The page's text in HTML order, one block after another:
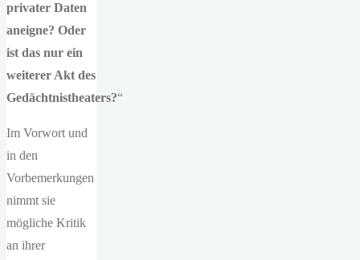
privater Daten
aneigne? Oder
ist das nur ein
weiterer Akt des
Gedächtnistheaters?“
Im Vorwort und
in den
Vorbemerkungen
nimmt sie
mögliche Kritik
an ihrer